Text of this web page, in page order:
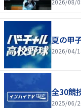
2026/08/
夏の甲
2026/04/
全30競
2025/06/